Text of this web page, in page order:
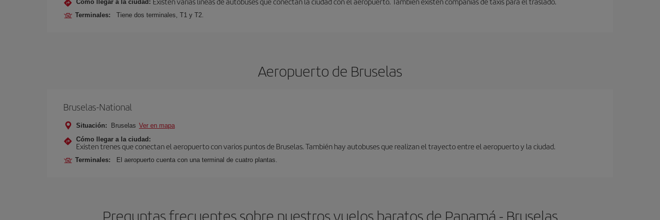
Cómo llegar a la ciudad:
Terminales: Tiene dos terminales, T1 y T2.
Aeropuerto de Bruselas
Bruselas-National
Situación: Bruselas Ver en mapa
Cómo llegar a la ciudad:
Existen trenes que conectan el aeropuerto con varios puntos de Bruselas. También hay autobuses que realizan el trayecto entre el aeropuerto y la ciudad.
Terminales: El aeropuerto cuenta con una terminal de cuatro plantas.
Preguntas frecuentes sobre nuestros vuelos baratos de Panamá - Bruselas